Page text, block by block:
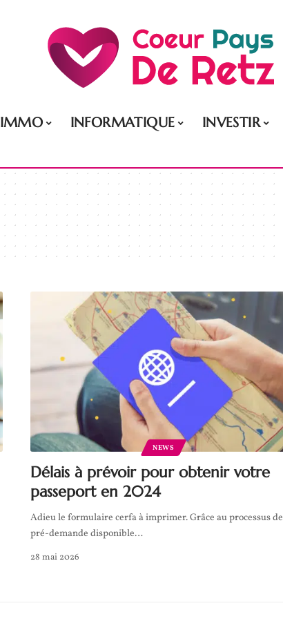
IMMO INFORMATIQUE INVESTIR
NEWS
Délais à prévoir pour obtenir votre
passeport en 2024
Adieu le formulaire cerfa à imprimer. Grâce au processus de
pré-demande disponible…
28 mai 2026